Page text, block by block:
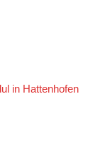
in Hattenhofen